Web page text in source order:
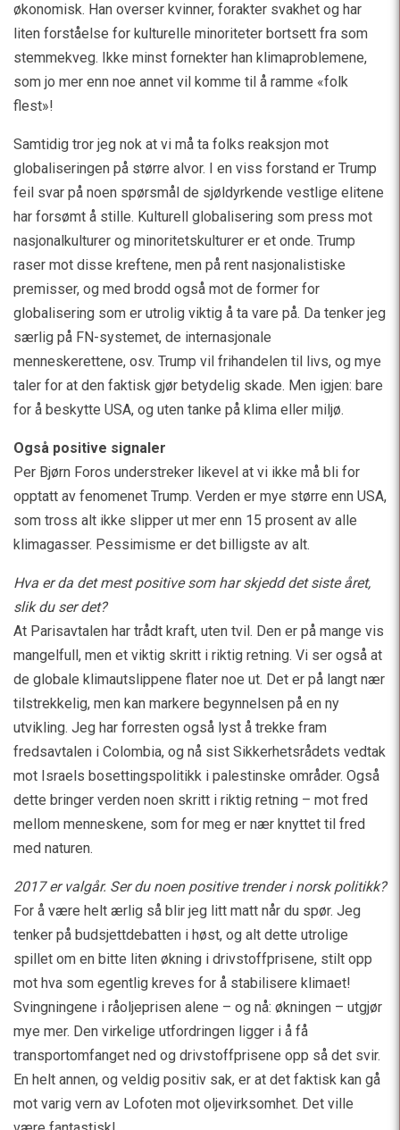
økonomisk. Han overser kvinner, forakter svakhet og har
liten forståelse for kulturelle minoriteter bortsett fra som
stemmekveg. Ikke minst fornekter han klimaproblemene,
som jo mer enn noe annet vil komme til å ramme «folk
flest»!
Samtidig tror jeg nok at vi må ta folks reaksjon mot
globaliseringen på større alvor. I en viss forstand er Trump
feil svar på noen spørsmål de sjøldyrkende vestlige elitene
har forsømt å stille. Kulturell globalisering som press mot
nasjonalkulturer og minoritetskulturer er et onde. Trump
raser mot disse kreftene, men på rent nasjonalistiske
premisser, og med brodd også mot de former for
globalisering som er utrolig viktig å ta vare på. Da tenker jeg
særlig på FN-systemet, de internasjonale
menneskerettene, osv. Trump vil frihandelen til livs, og mye
taler for at den faktisk gjør betydelig skade. Men igjen: bare
for å beskytte USA, og uten tanke på klima eller miljø.
Også positive signaler
Per Bjørn Foros understreker likevel at vi ikke må bli for
opptatt av fenomenet Trump. Verden er mye større enn USA,
som tross alt ikke slipper ut mer enn 15 prosent av alle
klimagasser. Pessimisme er det billigste av alt.
Hva er da det mest positive som har skjedd det siste året,
slik du ser det?
At Parisavtalen har trådt kraft, uten tvil. Den er på mange vis
mangelfull, men et viktig skritt i riktig retning. Vi ser også at
de globale klimautslippene flater noe ut. Det er på langt nær
tilstrekkelig, men kan markere begynnelsen på en ny
utvikling. Jeg har forresten også lyst å trekke fram
fredsavtalen i Colombia, og nå sist Sikkerhetsrådets vedtak
mot Israels bosettingspolitikk i palestinske områder. Også
dette bringer verden noen skritt i riktig retning – mot fred
mellom menneskene, som for meg er nær knyttet til fred
med naturen.
2017 er valgår. Ser du noen positive trender i norsk politikk?
For å være helt ærlig så blir jeg litt matt når du spør. Jeg
tenker på budsjettdebatten i høst, og alt dette utrolige
spillet om en bitte liten økning i drivstoffprisene, stilt opp
mot hva som egentlig kreves for å stabilisere klimaet!
Svingningene i råoljeprisen alene – og nå: økningen – utgjør
mye mer. Den virkelige utfordringen ligger i å få
transportomfanget ned og drivstoffprisene opp så det svir.
En helt annen, og veldig positiv sak, er at det faktisk kan gå
mot varig vern av Lofoten mot oljevirksomhet. Det ville